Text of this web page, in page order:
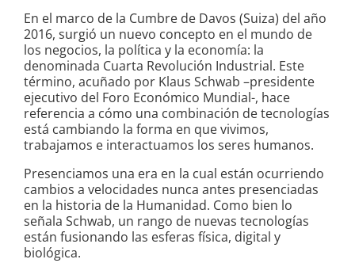
En el marco de la Cumbre de Davos (Suiza) del año
2016, surgió un nuevo concepto en el mundo de
los negocios, la política y la economía: la
denominada Cuarta Revolución Industrial. Este
término, acuñado por Klaus Schwab –presidente
ejecutivo del Foro Económico Mundial-, hace
referencia a cómo una combinación de tecnologías
está cambiando la forma en que vivimos,
trabajamos e interactuamos los seres humanos.
Presenciamos una era en la cual están ocurriendo
cambios a velocidades nunca antes presenciadas
en la historia de la Humanidad. Como bien lo
señala Schwab, un rango de nuevas tecnologías
están fusionando las esferas física, digital y
biológica.